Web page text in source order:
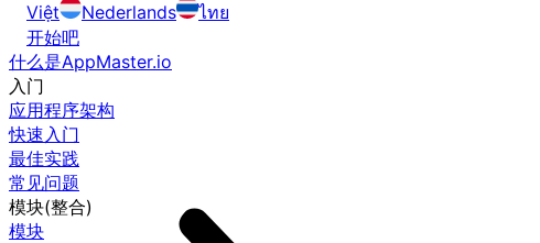
Việt
Nederlands
ไทย
开始吧
什么是AppMaster.io
入门
应用程序架构
快速入门
最佳实践
常见问题
模块(整合)
模块